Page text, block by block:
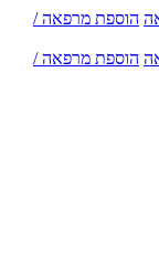
הוספת מרפאה /
הוספת מרפאה /